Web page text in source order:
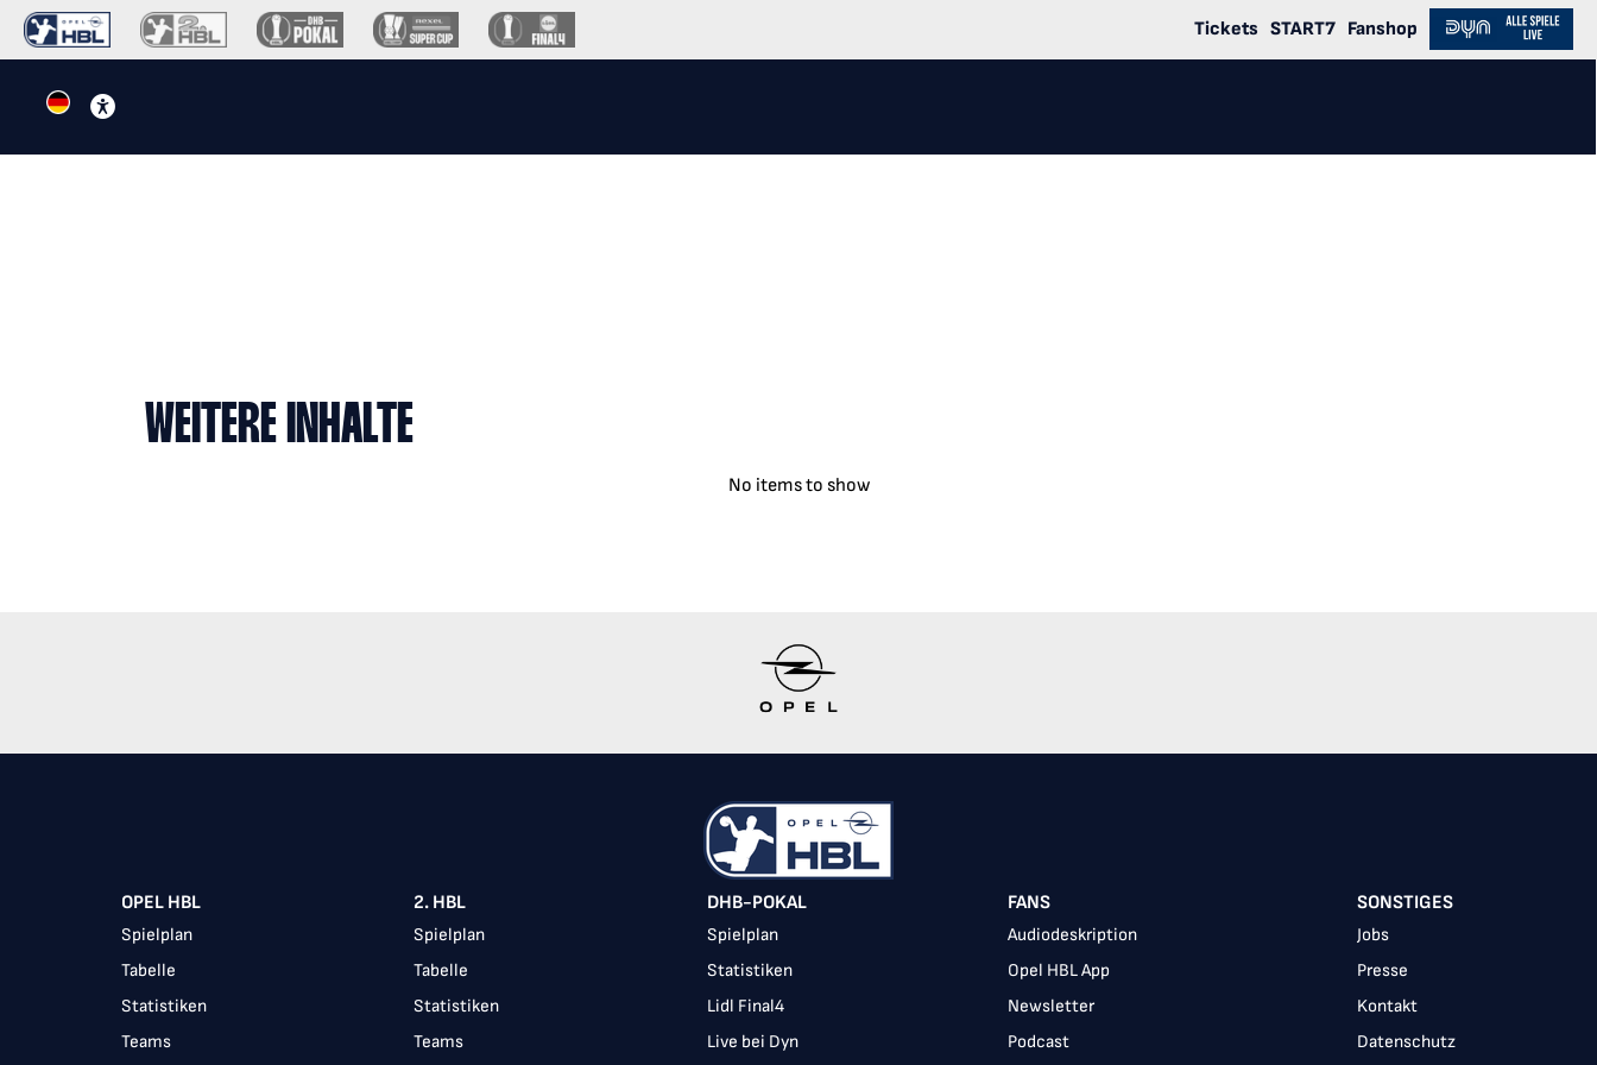
Tickets START7 Fanshop
WEITERE INHALTE
No items to show
OPEL HBL
Spielplan
Tabelle
Statistiken
Teams
2. HBL
Spielplan
Tabelle
Statistiken
Teams
DHB-POKAL
Spielplan
Statistiken
Lidl Final4
Live bei Dyn
FANS
Audiodeskription
Opel HBL App
Newsletter
Podcast
SONSTIGES
Jobs
Presse
Kontakt
Datenschutz